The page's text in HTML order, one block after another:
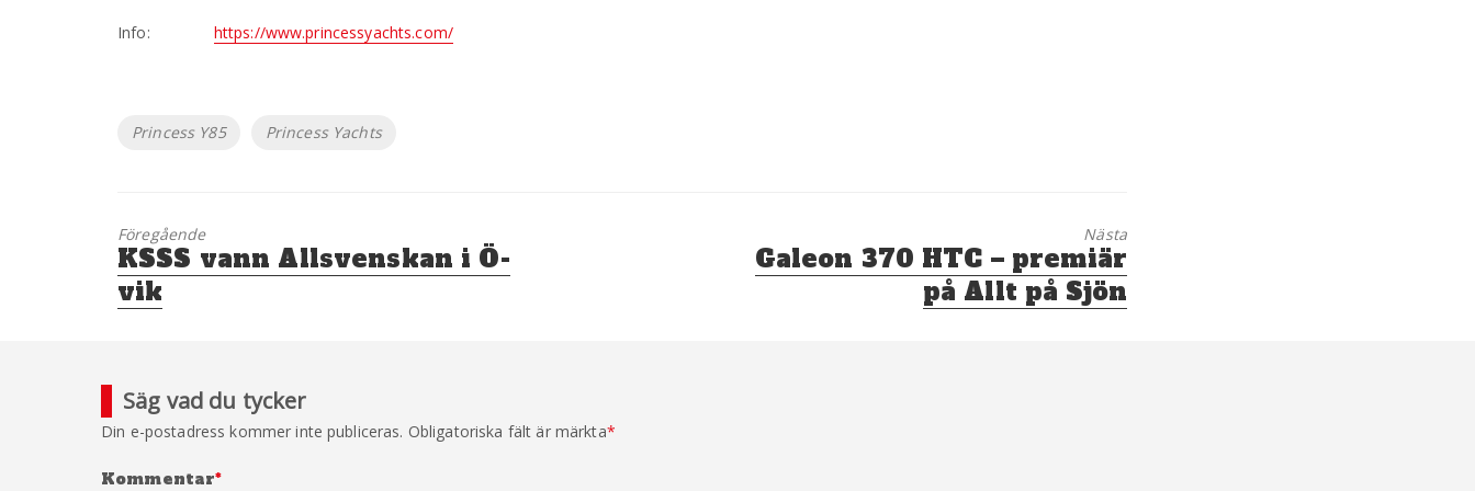
Info: https://www.princessyachts.com/
Etiketter
Princess Y85 Princess Yachts
Föregående
Föregående
inlägg:
KSSS vann Allsvenskan i Ö-
vik
Nästa
Nästa
inlägg:
Galeon 370 HTC – premiär
på Allt på Sjön
Säg vad du tycker
Din e-postadress kommer inte publiceras. Obligatoriska fält är märkta*
Kommentar*